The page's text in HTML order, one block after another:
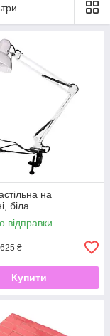
на
біла
відправки
625 ₴
Купити